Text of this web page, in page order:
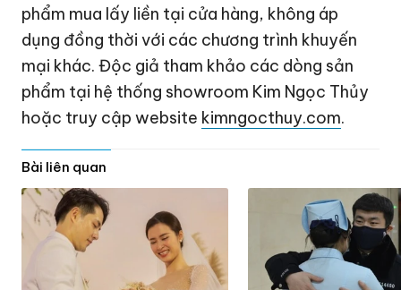
phẩm mua lấy liền tại cửa hàng, không áp
dụng đồng thời với các chương trình khuyến
mại khác. Độc giả tham khảo các dòng sản
phẩm tại hệ thống showroom Kim Ngọc Thủy
hoặc truy cập website kimngocthuy.com.
Bài liên quan